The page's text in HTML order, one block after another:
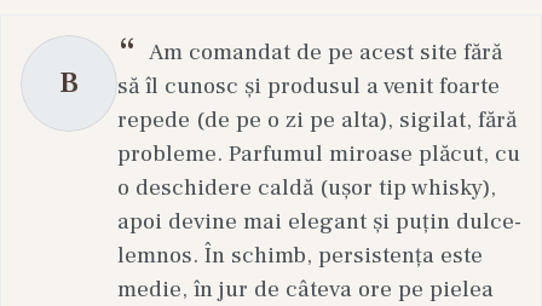
B
Am comandat de pe acest site fără
să îl cunosc și produsul a venit foarte
repede (de pe o zi pe alta), sigilat, fără
probleme. Parfumul miroase plăcut, cu
o deschidere caldă (ușor tip whisky),
apoi devine mai elegant și puțin dulce-
lemnos. În schimb, persistența este
medie, în jur de câteva ore pe pielea